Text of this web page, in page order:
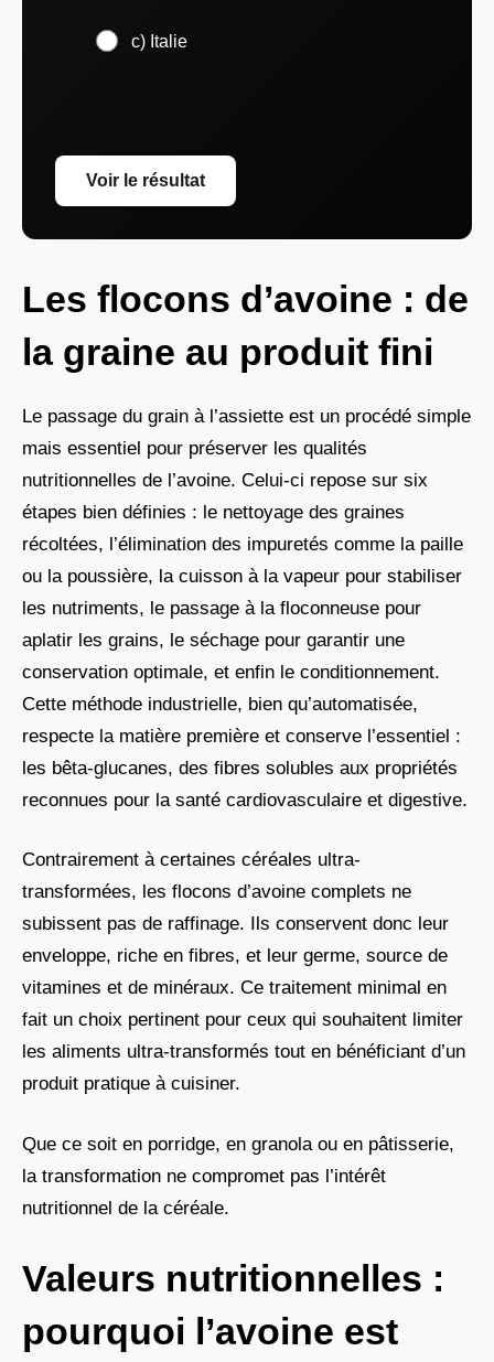
c) Italie
Voir le résultat
Les flocons d’avoine : de
la graine au produit fini
Le passage du grain à l’assiette est un procédé simple
mais essentiel pour préserver les qualités
nutritionnelles de l’avoine. Celui-ci repose sur six
étapes bien définies : le nettoyage des graines
récoltées, l’élimination des impuretés comme la paille
ou la poussière, la cuisson à la vapeur pour stabiliser
les nutriments, le passage à la floconneuse pour
aplatir les grains, le séchage pour garantir une
conservation optimale, et enfin le conditionnement.
Cette méthode industrielle, bien qu’automatisée,
respecte la matière première et conserve l’essentiel :
les bêta-glucanes, des fibres solubles aux propriétés
reconnues pour la santé cardiovasculaire et digestive.
Contrairement à certaines céréales ultra-
transformées, les flocons d’avoine complets ne
subissent pas de raffinage. Ils conservent donc leur
enveloppe, riche en fibres, et leur germe, source de
vitamines et de minéraux. Ce traitement minimal en
fait un choix pertinent pour ceux qui souhaitent limiter
les aliments ultra-transformés tout en bénéficiant d’un
produit pratique à cuisiner.
Que ce soit en porridge, en granola ou en pâtisserie,
la transformation ne compromet pas l’intérêt
nutritionnel de la céréale.
Valeurs nutritionnelles :
pourquoi l’avoine est